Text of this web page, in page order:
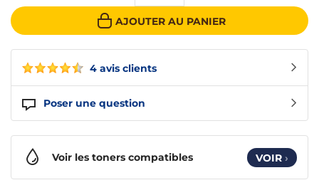
4 avis clients
Poser une question
AJOUTER AU PANIER
Voir les toners compatibles VOIR ›